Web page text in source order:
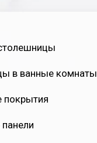
в ванные комнаты
покрытия